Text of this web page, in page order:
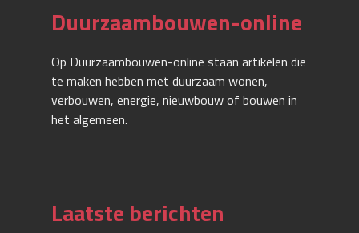
Duurzaambouwen-online
Op Duurzaambouwen-online staan artikelen die
te maken hebben met duurzaam wonen,
verbouwen, energie, nieuwbouw of bouwen in
het algemeen.
Laatste berichten